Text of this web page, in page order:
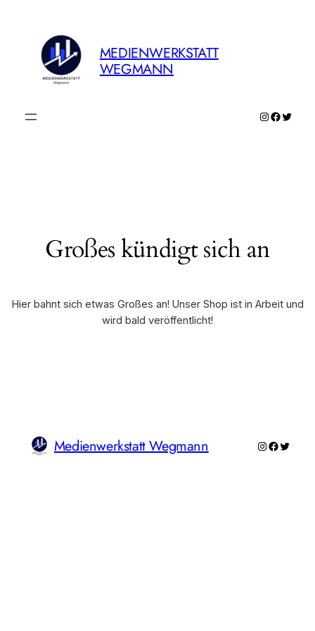
MEDIENWERKSTATT
WEGMANN
Instagram
Großes kündigt sich an
Hier bahnt sich etwas Großes an! Unser Shop ist in Arbeit und
wird bald veröffentlicht!
Medienwerkstatt Wegmann Instagram